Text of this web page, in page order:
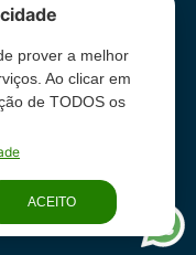
-
prover a melhor
Ao clicar em
de TODOS os
ACEITO